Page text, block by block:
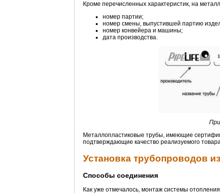
Кроме перечисленных характеристик, на
номер партии;
номер смены, выпустившей партию
номер конвейера и машины;
дата производства.
Металлопластиковые трубы, имеющие
подтверждающие качество реализуемого
Установка трубопроводов
Способы соединения
Как уже отмечалось, монтаж системы